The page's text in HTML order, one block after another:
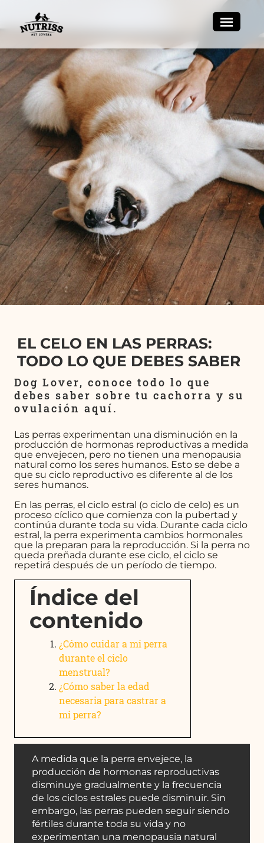
EL CELO EN LAS PERRAS:
TODO LO QUE DEBES SABER
Dog Lover, conoce todo lo que
debes saber sobre tu cachorra y su
ovulación aquí.
Las perras experimentan una disminución en la
producción de hormonas reproductivas a medida
que envejecen, pero no tienen una menopausia
natural como los seres humanos. Esto se debe a
que su ciclo reproductivo es diferente al de los
seres humanos.
En las perras, el ciclo estral (o ciclo de celo) es un
proceso cíclico que comienza con la pubertad y
continúa durante toda su vida. Durante cada ciclo
estral, la perra experimenta cambios hormonales
que la preparan para la reproducción. Si la perra no
queda preñada durante ese ciclo, el ciclo se
repetirá después de un período de tiempo.
Índice del
contenido
¿Cómo cuidar a mi perra
durante el ciclo
menstrual?
¿Cómo saber la edad
necesaria para castrar a
mi perra?
A medida que la perra envejece, la
producción de hormonas reproductivas
disminuye gradualmente y la frecuencia
de los ciclos estrales puede disminuir. Sin
embargo, las perras pueden seguir siendo
fértiles durante toda su vida y no
experimentan una menopausia natural